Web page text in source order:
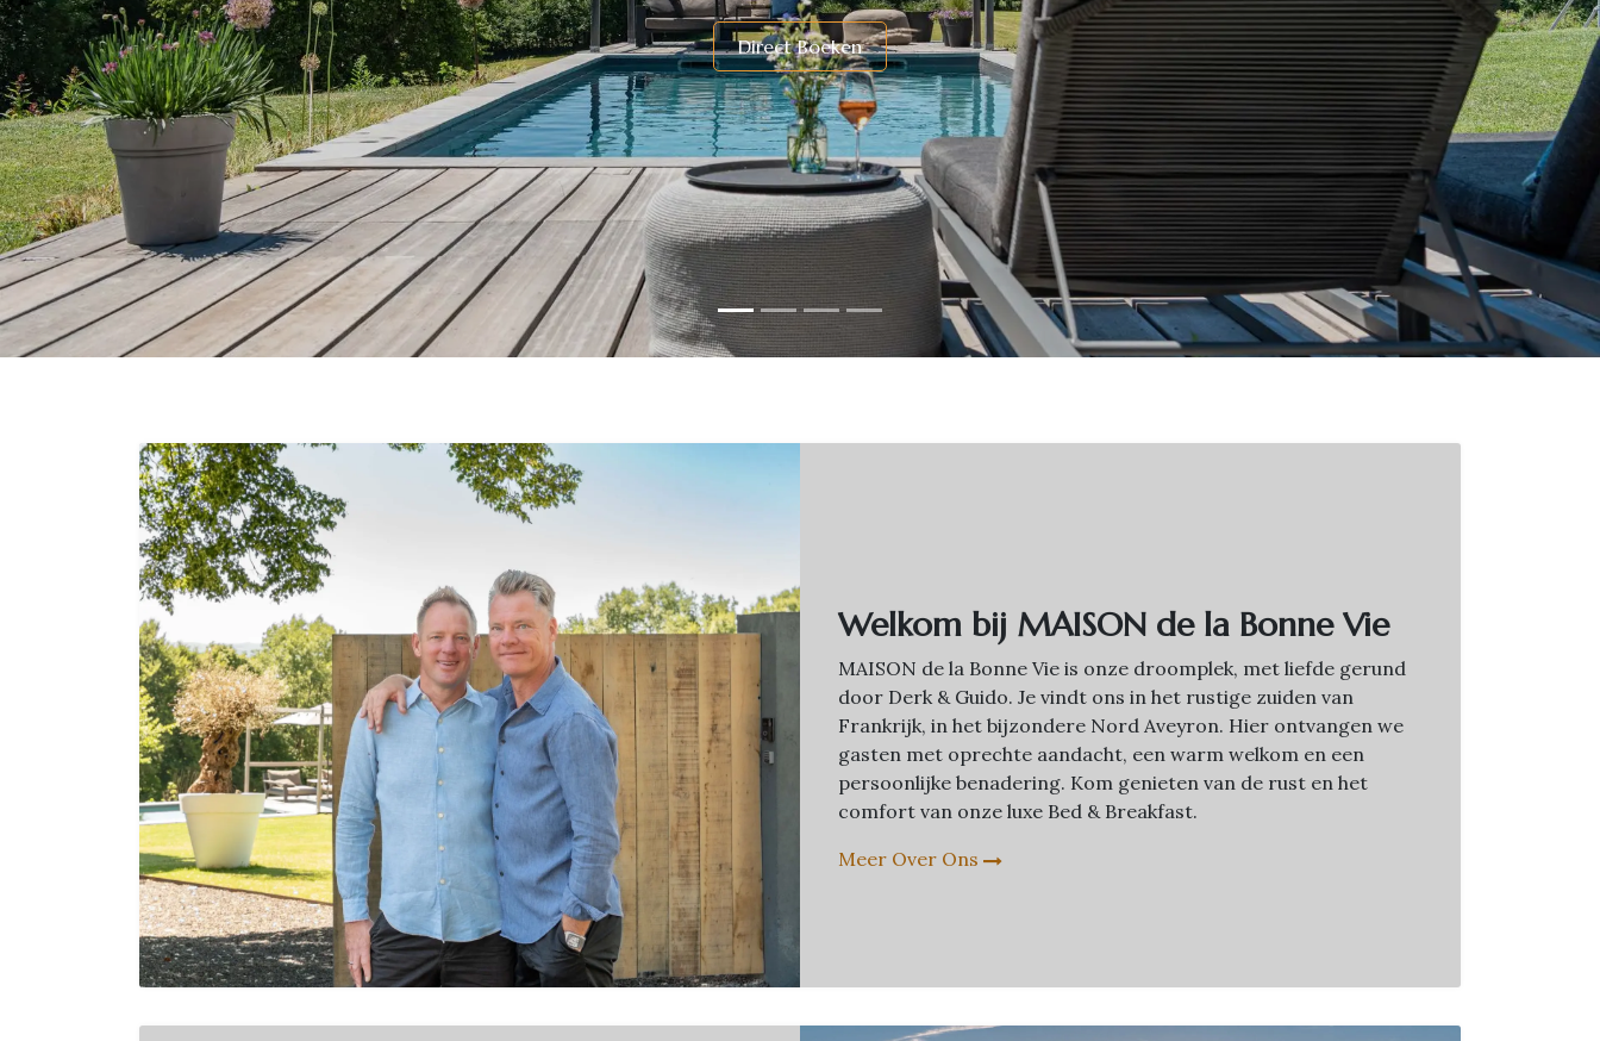
​Direc​t Boeken
Welkom bij MAISON de la Bonne Vie
MAISON de la Bonne Vie is onze droomplek, met liefde gerund
door Derk & Guido. Je vindt ons in het rustige zuiden van
Frankrijk, in het bijzondere Nord Aveyron. Hier ontvangen we
gasten met oprechte aandacht, een warm welkom en een
persoonlijke benadering. Kom genieten van de rust en het
comfort van onze luxe Bed & Breakfast.
Meer Over Ons